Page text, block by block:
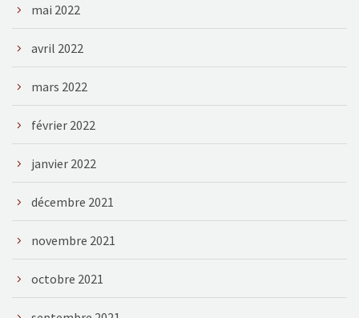
mai 2022
avril 2022
mars 2022
février 2022
janvier 2022
décembre 2021
novembre 2021
octobre 2021